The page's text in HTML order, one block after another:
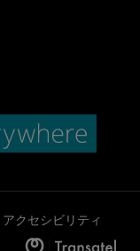
アクセシビリティ